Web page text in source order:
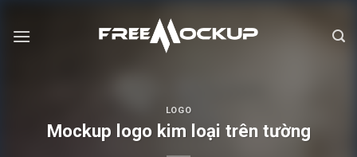
LOGO
Mockup logo kim loại trên tường